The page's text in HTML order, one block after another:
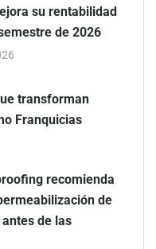
su rentabilidad
de 2026
transforman
Franquicias
recomienda
de
de las